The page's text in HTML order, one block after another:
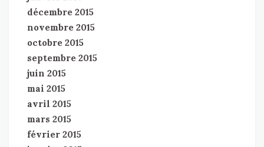
décembre 2015
novembre 2015
octobre 2015
septembre 2015
juin 2015
mai 2015
avril 2015
mars 2015
février 2015